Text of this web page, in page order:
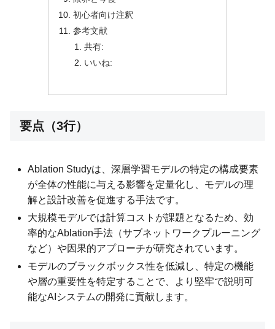
初心者向け注釈
参考文献
共有:
いいね:
要点（3行）
Ablation Studyは、深層学習モデルの特定の構成要素
が全体の性能に与える影響を定量化し、モデルの理
解と設計改善を促進する手法です。
大規模モデルでは計算コストが課題となるため、効
率的なAblation手法（サブネットワークプルーニング
など）や因果的アプローチが研究されています。
モデルのブラックボックス性を低減し、特定の機能
や層の重要性を特定することで、より堅牢で説明可
能なAIシステムの開発に貢献します。